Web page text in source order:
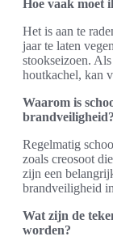
Hoe vaak moet
Het is aan te
jaar te laten
stookseizoen.
houtkachel, kan
Waarom is
brandveiligheid?
Regelmatig
zoals creosoot
zijn een
brandveiligheid
Wat zijn de
worden?